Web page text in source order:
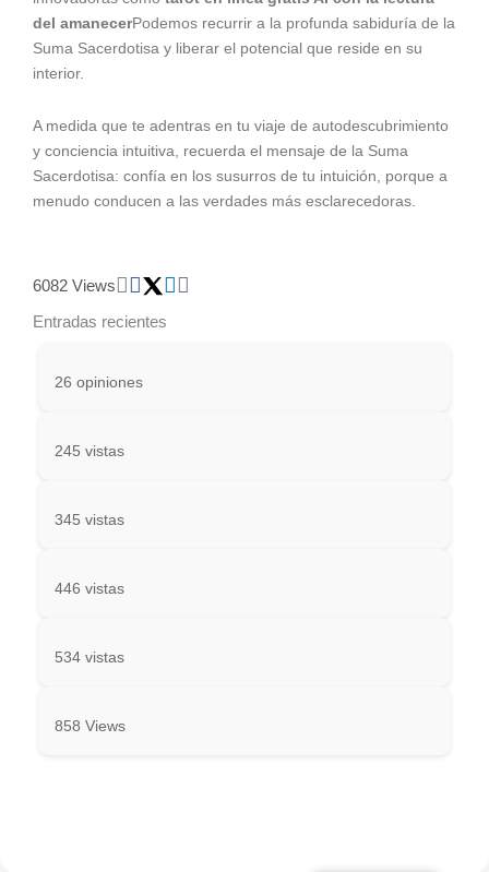
del amanecerPodemos recurrir a la profunda sabiduría de la
Suma Sacerdotisa y liberar el potencial que reside en su
interior.
A medida que te adentras en tu viaje de autodescubrimiento
y conciencia intuitiva, recuerda el mensaje de la Suma
Sacerdotisa: confía en los susurros de tu intuición, porque a
menudo conducen a las verdades más esclarecedoras.
6082 Views
Entradas recientes
26 opiniones
245 vistas
345 vistas
446 vistas
534 vistas
858 Views